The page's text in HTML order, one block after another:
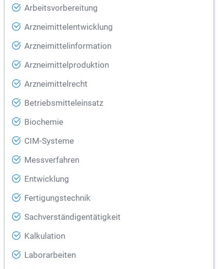
Arbeitsvorbereitung
Arzneimittelentwicklung
Arzneimittelinformation
Arzneimittelproduktion
Arzneimittelrecht
Betriebsmitteleinsatz
Biochemie
CIM-Systeme
Messverfahren
Entwicklung
Fertigungstechnik
Sachverständigentätigkeit
Kalkulation
Laborarbeiten